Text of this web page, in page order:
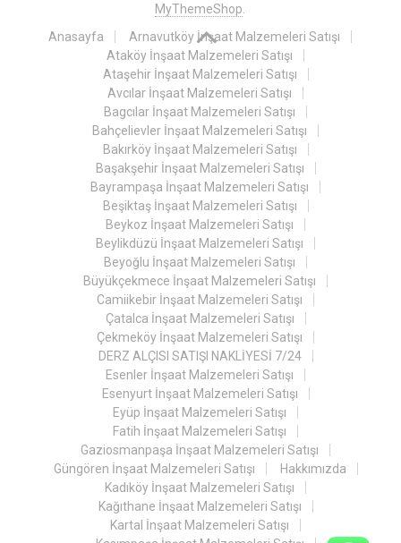
MyThemeShop
Anasayfa
Arnavutköy İnşaat Malzemeleri Satışı
Ataköy İnşaat Malzemeleri Satışı
Ataşehir İnşaat Malzemeleri Satışı
Avcılar İnşaat Malzemeleri Satışı
Bagcılar İnşaat Malzemeleri Satışı
Bahçelievler İnşaat Malzemeleri Satışı
Bakırköy İnşaat Malzemeleri Satışı
Başakşehir İnşaat Malzemeleri Satışı
Bayrampaşa İnşaat Malzemeleri Satışı
Beşiktaş İnşaat Malzemeleri Satışı
Beykoz İnşaat Malzemeleri Satışı
Beylikdüzü İnşaat Malzemeleri Satışı
Beyoğlu İnşaat Malzemeleri Satışı
Büyükçekmece İnşaat Malzemeleri Satışı
Camiikebir İnşaat Malzemeleri Satışı
Çatalca İnşaat Malzemeleri Satışı
Çekmeköy İnşaat Malzemeleri Satışı
DERZ ALÇISI SATIŞI NAKLİYESİ 7/24
Esenler İnşaat Malzemeleri Satışı
Esenyurt İnşaat Malzemeleri Satışı
Eyüp İnşaat Malzemeleri Satışı
Fatih İnşaat Malzemeleri Satışı
Gaziosmanpaşa İnşaat Malzemeleri Satışı
Güngören İnşaat Malzemeleri Satışı
Hakkımızda
Kadıköy İnşaat Malzemeleri Satışı
Kağıthane İnşaat Malzemeleri Satışı
Kartal İnşaat Malzemeleri Satışı